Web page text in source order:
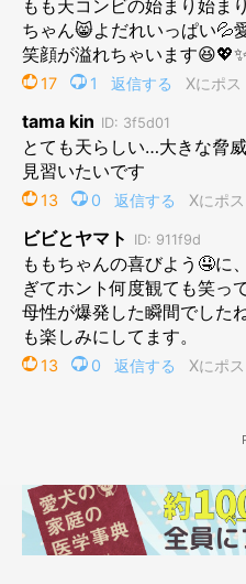
このにおいは、、、
もしかして、、、
もしかして、、、
まずはももの抜群の嗅覚が、「
ぎ当てました。
そして狂ったように必死でその
てすぎてなかなかケージの中の
すると、しびれを切らしたかの
た。